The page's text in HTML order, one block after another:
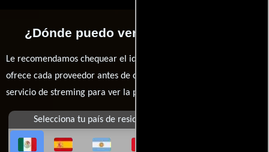
¿Dónde puedo ver la películas ATL?
Le recomendamos chequear el idioma, doblaje o subtítulos que
ofrece cada proveedor antes de comprar, alquilar o contratar un
servicio de streming para ver la películas.
Selecciona tu país de residencia